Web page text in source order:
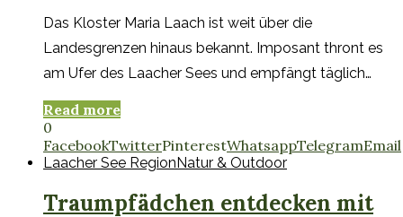
Das Kloster Maria Laach ist weit über die
Landesgrenzen hinaus bekannt. Imposant thront es
am Ufer des Laacher Sees und empfängt täglich…
Read more
0
FacebookTwitterPinterestWhatsappTelegramEmail
Laacher See Region Natur & Outdoor
Traumpfädchen entdecken mit